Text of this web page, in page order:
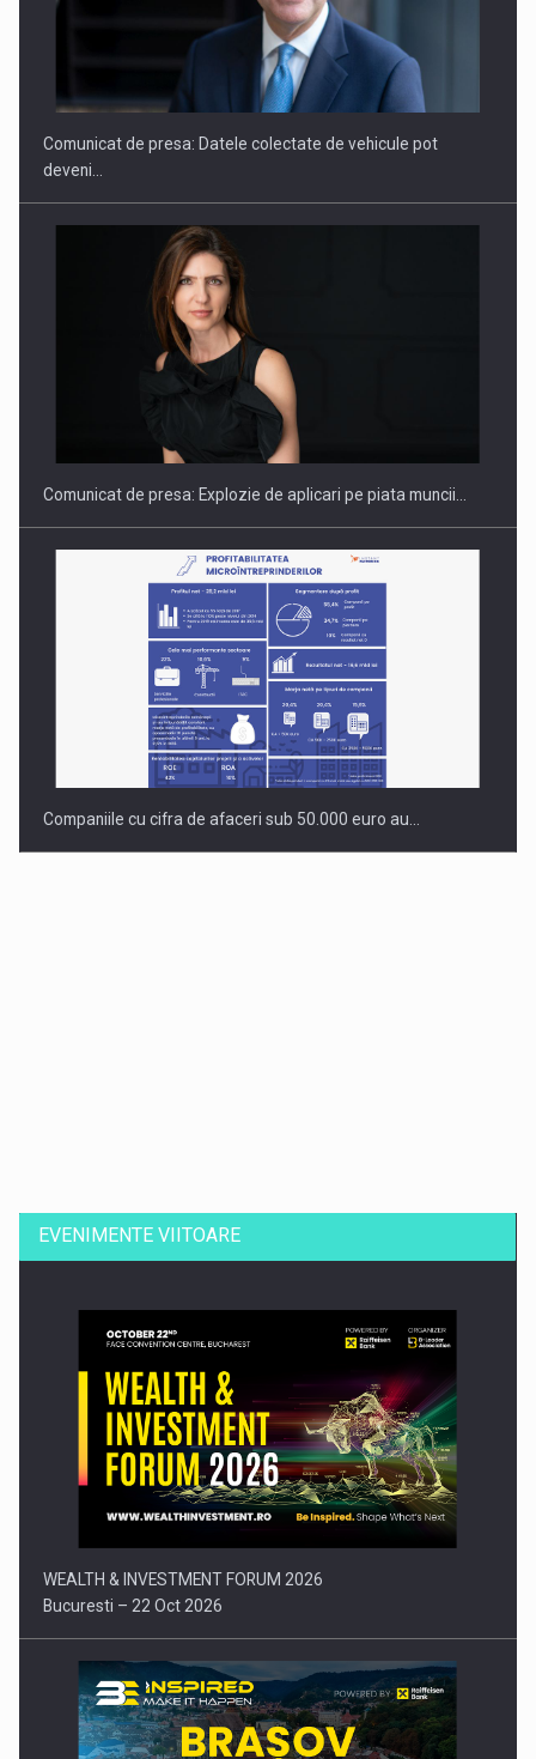
SAPTE PERSONALITATI DIN MEDIUL DE AFACERI, ACADEMIC
Hard Enduro Piatra Craiului 2026, fueled by benzinariile RO…
Comunicat de presa: Datele colectate de vehicule pot
deveni…
Comunicat de presa: Explozie de aplicari pe piata muncii…
Companiile cu cifra de afaceri sub 50.000 euro au…
Comunicat de presa: Joburile part-time reincep sa intre pe…
EVENIMENTE VIITOARE
WEALTH & INVESTMENT FORUM 2026
Bucuresti – 22 Oct 2026